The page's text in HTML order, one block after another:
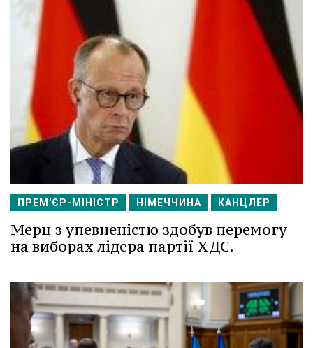
ПРЕМ'ЄР-МІНІСТР НІМЕЧЧИНА КАНЦЛЕР
Мерц з упевненістю здобув перемогу
на виборах лідера партії ХДС.